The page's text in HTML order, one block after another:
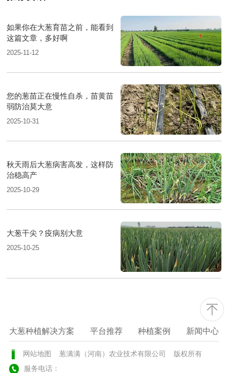
如果你在大葱育苗之前，能看到
这篇文章，多好啊
2025-11-12
您的葱苗正在慢性自杀，苗黄苗
弱防治莫大意
2025-10-31
秋天雨后大葱病害高发，这样防
治稳高产
2025-10-29
大葱干尖？疫病别大意
2025-10-25
大葱种植解决方案 平台推荐 种植案例 新闻中心
网站地图 葱满满（河南）农业技术有限公司
版权所有
服务电话：